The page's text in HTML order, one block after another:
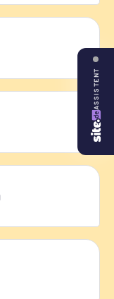
ASSISTENT